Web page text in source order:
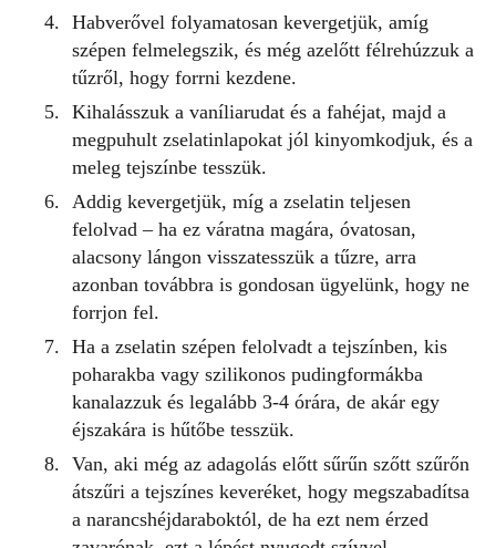
Habverővel folyamatosan kevergetjük, amíg
szépen felmelegszik, és még azelőtt félrehúzzuk a
tűzről, hogy forrni kezdene.
Kihalásszuk a vaníliarudat és a fahéjat, majd a
megpuhult zselatinlapokat jól kinyomkodjuk, és a
meleg tejszínbe tesszük.
Addig kevergetjük, míg a zselatin teljesen
felolvad – ha ez váratna magára, óvatosan,
alacsony lángon visszatesszük a tűzre, arra
azonban továbbra is gondosan ügyelünk, hogy ne
forrjon fel.
Ha a zselatin szépen felolvadt a tejszínben, kis
poharakba vagy szilikonos pudingformákba
kanalazzuk és legalább 3-4 órára, de akár egy
éjszakára is hűtőbe tesszük.
Van, aki még az adagolás előtt sűrűn szőtt szűrőn
átszűri a tejszínes keveréket, hogy megszabadítsa
a narancshéjdaraboktól, de ha ezt nem érzed